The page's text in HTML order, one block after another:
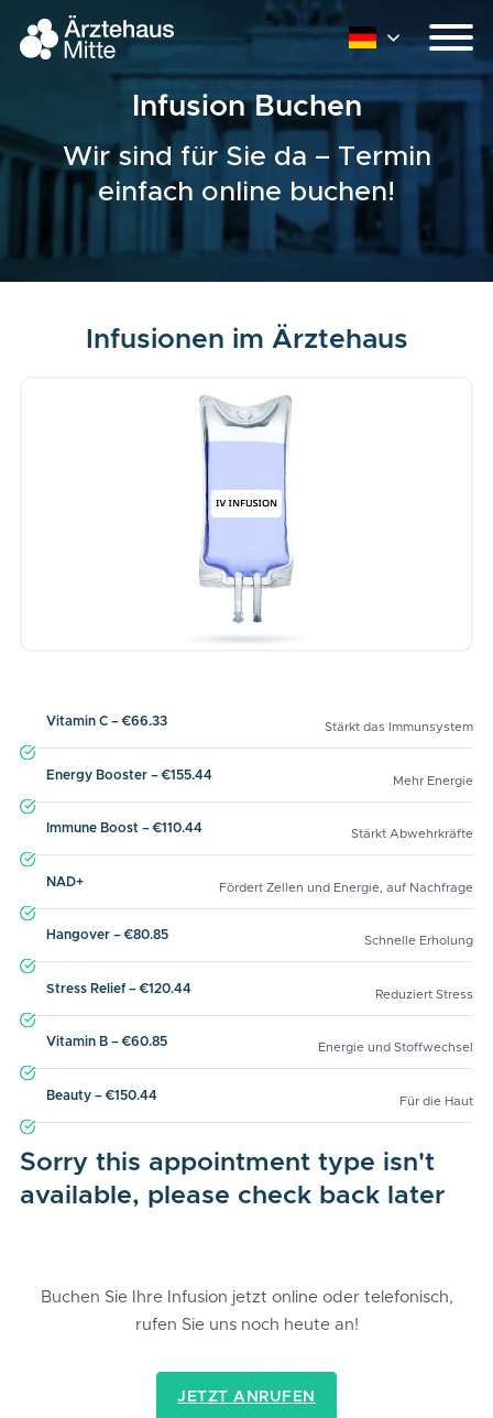
Infusion Buchen
Wir sind für Sie da – Termin
einfach online buchen!
Infusionen im Ärztehaus
Vitamin C – €66.33 Stärkt das Immunsystem
Energy Booster – €155.44 Mehr Energie
Immune Boost – €110.44 Stärkt Abwehrkräfte
NAD+ Fördert Zellen und Energie, auf Nachfrage
Hangover – €80.85 Schnelle Erholung
Stress Relief – €120.44 Reduziert Stress
Vitamin B – €60.85 Energie und Stoffwechsel
Beauty – €150.44 Für die Haut
Sorry this appointment type isn't
available, please check back later
Buchen Sie Ihre Infusion jetzt online oder telefonisch,
rufen Sie uns noch heute an!
JETZT ANRUFEN